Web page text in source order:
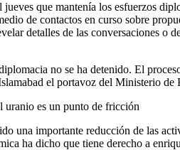
jueves que mantenía los esfuerzos
de contactos en curso sobre
detalles de las conversaciones o
no se ha detenido. El
el portavoz del Ministerio
uranio es un punto de fricción
una importante reducción de las
ha dicho que tiene derecho a